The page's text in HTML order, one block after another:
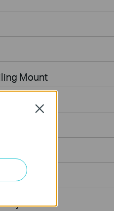
Mount
Close